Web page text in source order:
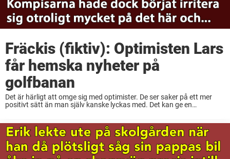
Fräckis (fiktiv): Optimisten Lars
får hemska nyheter på
golfbanan
Det är härligt att omge sig med optimister. De ser saker på ett mer
positivt sätt än man själv kanske lyckas med. Det kan ge en